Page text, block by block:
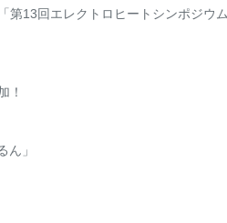
第13回エレクトロヒートシンポジウ
！
」